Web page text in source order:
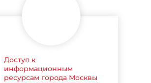
Доступ к
информационным
ресурсам города Москвы